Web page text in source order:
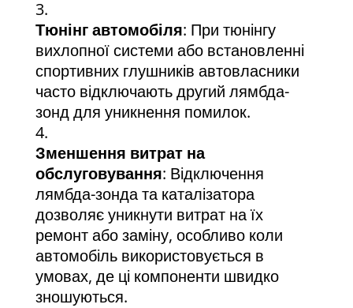
Тюнінг автомобіля: При тюнінгу
вихлопної системи або встановленні
спортивних глушників автовласники
часто відключають другий лямбда-
зонд для уникнення помилок.
Зменшення витрат на
обслуговування: Відключення
лямбда-зонда та каталізатора
дозволяє уникнути витрат на їх
ремонт або заміну, особливо коли
автомобіль використовується в
умовах, де ці компоненти швидко
зношуються.